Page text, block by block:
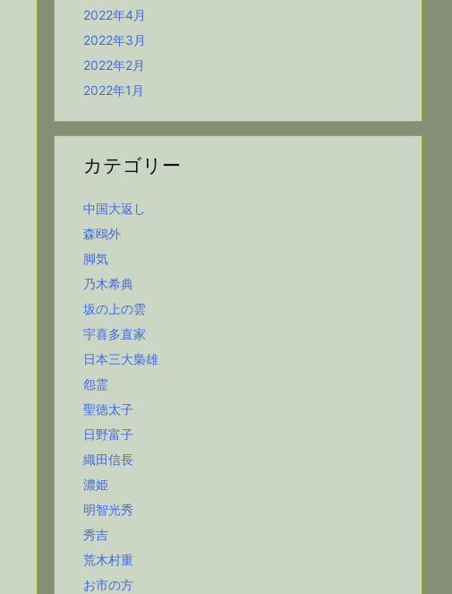
2022年4月
2022年3月
2022年2月
2022年1月
カテゴリー
中国大返し
森鴎外
脚気
乃木希典
坂の上の雲
宇喜多直家
日本三大梟雄
怨霊
聖徳太子
日野富子
織田信長
濃姫
明智光秀
秀吉
荒木村重
お市の方